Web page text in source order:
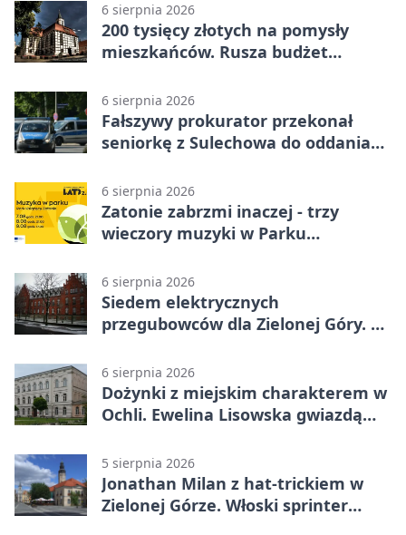
6 sierpnia 2026
200 tysięcy złotych na pomysły
mieszkańców. Rusza budżet
6 sierpnia 2026
Fałszywy prokurator przekonał
seniorkę z Sulechowa do oddania
6 sierpnia 2026
Zatonie zabrzmi inaczej - trzy
wieczory muzyki w Parku
6 sierpnia 2026
Siedem elektrycznych
przegubowców dla Zielonej Góry. To
6 sierpnia 2026
Dożynki z miejskim charakterem w
Ochli. Ewelina Lisowska gwiazdą
5 sierpnia 2026
Jonathan Milan z hat-trickiem w
Zielonej Górze. Włoski sprinter